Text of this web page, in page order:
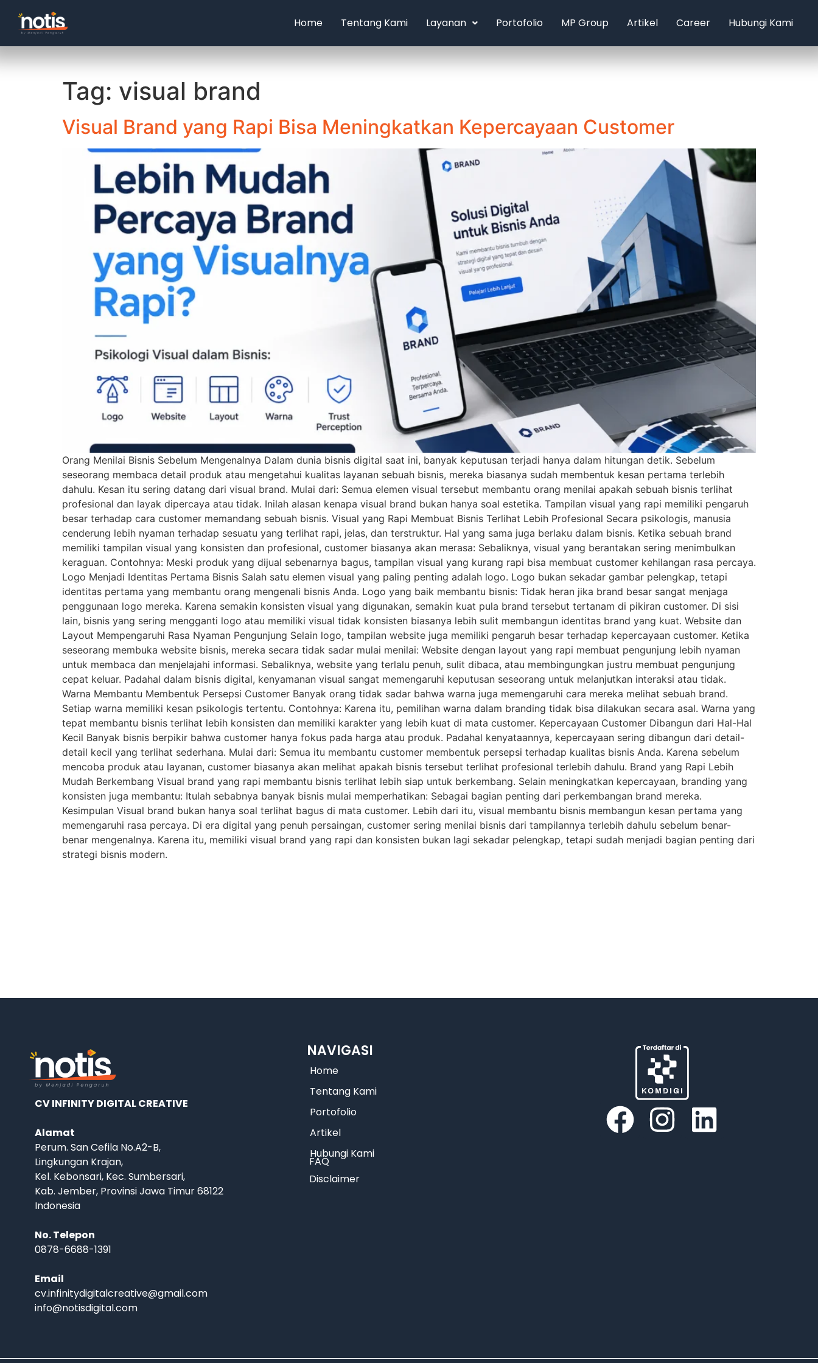
Home Tentang Kami Layanan Portofolio MP Group Artikel Career Hubungi Kami
Tag: visual brand
Visual Brand yang Rapi Bisa Meningkatkan Kepercayaan Customer
Orang Menilai Bisnis Sebelum Mengenalnya Dalam dunia bisnis digital saat ini, banyak keputusan terjadi hanya dalam hitungan detik. Sebelum
seseorang membaca detail produk atau mengetahui kualitas layanan sebuah bisnis, mereka biasanya sudah membentuk kesan pertama terlebih
dahulu. Kesan itu sering datang dari visual brand. Mulai dari: Semua elemen visual tersebut membantu orang menilai apakah sebuah bisnis terlihat
profesional dan layak dipercaya atau tidak. Inilah alasan kenapa visual brand bukan hanya soal estetika. Tampilan visual yang rapi memiliki pengaruh
besar terhadap cara customer memandang sebuah bisnis. Visual yang Rapi Membuat Bisnis Terlihat Lebih Profesional Secara psikologis, manusia
cenderung lebih nyaman terhadap sesuatu yang terlihat rapi, jelas, dan terstruktur. Hal yang sama juga berlaku dalam bisnis. Ketika sebuah brand
memiliki tampilan visual yang konsisten dan profesional, customer biasanya akan merasa: Sebaliknya, visual yang berantakan sering menimbulkan
keraguan. Contohnya: Meski produk yang dijual sebenarnya bagus, tampilan visual yang kurang rapi bisa membuat customer kehilangan rasa percaya.
Logo Menjadi Identitas Pertama Bisnis Salah satu elemen visual yang paling penting adalah logo. Logo bukan sekadar gambar pelengkap, tetapi
identitas pertama yang membantu orang mengenali bisnis Anda. Logo yang baik membantu bisnis: Tidak heran jika brand besar sangat menjaga
penggunaan logo mereka. Karena semakin konsisten visual yang digunakan, semakin kuat pula brand tersebut tertanam di pikiran customer. Di sisi
lain, bisnis yang sering mengganti logo atau memiliki visual tidak konsisten biasanya lebih sulit membangun identitas brand yang kuat. Website dan
Layout Mempengaruhi Rasa Nyaman Pengunjung Selain logo, tampilan website juga memiliki pengaruh besar terhadap kepercayaan customer. Ketika
seseorang membuka website bisnis, mereka secara tidak sadar mulai menilai: Website dengan layout yang rapi membuat pengunjung lebih nyaman
untuk membaca dan menjelajahi informasi. Sebaliknya, website yang terlalu penuh, sulit dibaca, atau membingungkan justru membuat pengunjung
cepat keluar. Padahal dalam bisnis digital, kenyamanan visual sangat memengaruhi keputusan seseorang untuk melanjutkan interaksi atau tidak.
Warna Membantu Membentuk Persepsi Customer Banyak orang tidak sadar bahwa warna juga memengaruhi cara mereka melihat sebuah brand.
Setiap warna memiliki kesan psikologis tertentu. Contohnya: Karena itu, pemilihan warna dalam branding tidak bisa dilakukan secara asal. Warna yang
tepat membantu bisnis terlihat lebih konsisten dan memiliki karakter yang lebih kuat di mata customer. Kepercayaan Customer Dibangun dari Hal-Hal
Kecil Banyak bisnis berpikir bahwa customer hanya fokus pada harga atau produk. Padahal kenyataannya, kepercayaan sering dibangun dari detail-
detail kecil yang terlihat sederhana. Mulai dari: Semua itu membantu customer membentuk persepsi terhadap kualitas bisnis Anda. Karena sebelum
mencoba produk atau layanan, customer biasanya akan melihat apakah bisnis tersebut terlihat profesional terlebih dahulu. Brand yang Rapi Lebih
Mudah Berkembang Visual brand yang rapi membantu bisnis terlihat lebih siap untuk berkembang. Selain meningkatkan kepercayaan, branding yang
konsisten juga membantu: Itulah sebabnya banyak bisnis mulai memperhatikan: Sebagai bagian penting dari perkembangan brand mereka.
Kesimpulan Visual brand bukan hanya soal terlihat bagus di mata customer. Lebih dari itu, visual membantu bisnis membangun kesan pertama yang
memengaruhi rasa percaya. Di era digital yang penuh persaingan, customer sering menilai bisnis dari tampilannya terlebih dahulu sebelum benar-
benar mengenalnya. Karena itu, memiliki visual brand yang rapi dan konsisten bukan lagi sekadar pelengkap, tetapi sudah menjadi bagian penting dari
strategi bisnis modern.
CV INFINITY DIGITAL CREATIVE
Alamat
Perum. San Cefila No.A2-B,
Lingkungan Krajan,
Kel. Kebonsari, Kec. Sumbersari,
Kab. Jember, Provinsi Jawa Timur 68122
Indonesia
No. Telepon
0878-6688-1391
Email
cv.infinitydigitalcreative@gmail.com
info@notisdigital.com
NAVIGASI
Home
Tentang Kami
Portofolio
Artikel
Hubungi Kami
FAQ
Disclaimer